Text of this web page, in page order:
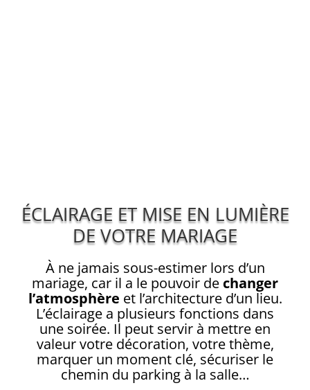
ÉCLAIRAGE ET MISE EN LUMIÈRE
DE VOTRE MARIAGE
À ne jamais sous-estimer lors d’un
mariage, car il a le pouvoir de changer
l’atmosphère et l’architecture d’un lieu.
L’éclairage a plusieurs fonctions dans
une soirée. Il peut servir à mettre en
valeur votre décoration, votre thème,
marquer un moment clé, sécuriser le
chemin du parking à la salle…